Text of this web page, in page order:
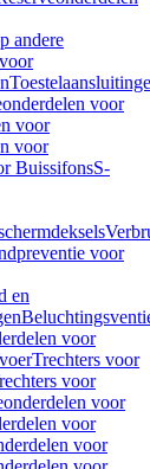
andere
voor
voor
voor
BuissifonsS-
voor
en
voor
Trechters voor
voor
voor
voor
voor